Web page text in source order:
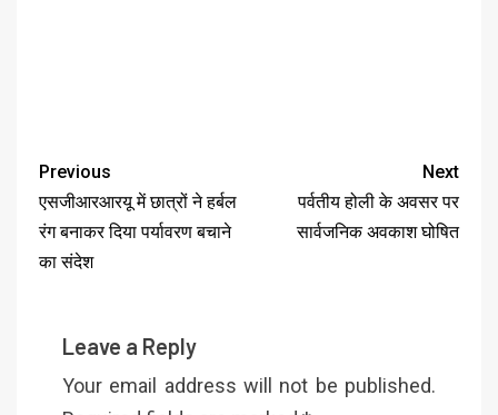
Previous
एसजीआरआरयू में छात्रों ने हर्बल
रंग बनाकर दिया पर्यावरण बचाने
का संदेश
Next
पर्वतीय होली के अवसर पर
सार्वजनिक अवकाश घोषित
Leave a Reply
Your email address will not be published.